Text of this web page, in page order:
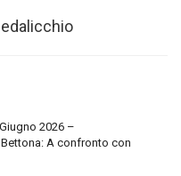
2026 –
A confronto con